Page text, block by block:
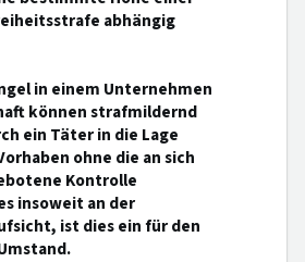
abhängig
in einem Unternehmen
können strafmildernd
ein Täter in die Lage
ohne die an sich
Kontrolle
insoweit an der
ist dies ein für den